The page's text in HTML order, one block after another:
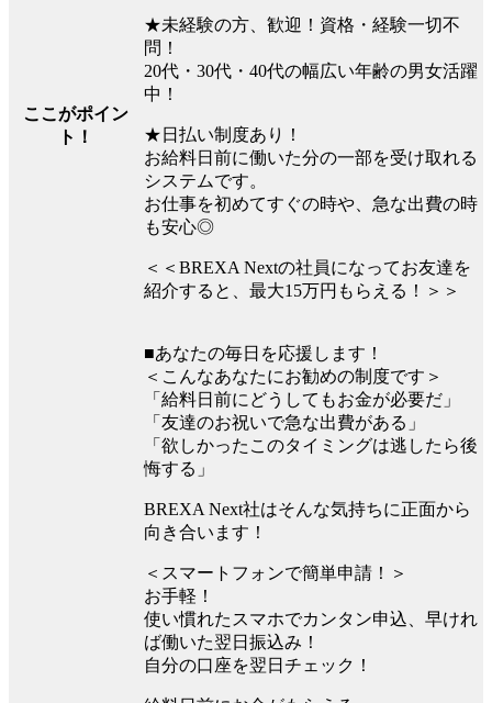
ここがポイン
ト！
★未経験の方、歓迎！資格・経験一切不
問！
20代・30代・40代の幅広い年齢の男女活躍
中！
★日払い制度あり！
お給料日前に働いた分の一部を受け取れる
システムです。
お仕事を初めてすぐの時や、急な出費の時
も安心◎
＜＜BREXA Nextの社員になってお友達を
紹介すると、最大15万円もらえる！＞＞
■あなたの毎日を応援します！
＜こんなあなたにお勧めの制度です＞
「給料日前にどうしてもお金が必要だ」
「友達のお祝いで急な出費がある」
「欲しかったこのタイミングは逃したら後
悔する」
BREXA Next社はそんな気持ちに正面から
向き合います！
＜スマートフォンで簡単申請！＞
お手軽！
使い慣れたスマホでカンタン申込、早けれ
ば働いた翌日振込み！
自分の口座を翌日チェック！